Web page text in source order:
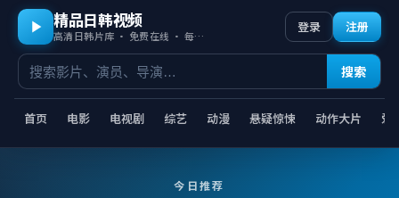
精品日韩视频
高清日韩片库 · 免费在线 · 每日更新
首页 电影 电视剧 综艺 动漫 悬疑惊悚 动作大片 爱
搜索
登录 注册
今日推荐